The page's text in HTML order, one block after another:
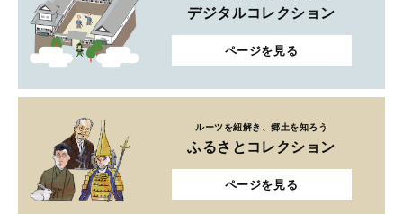
デジタルコレクション
ページを見る
ルーツを紐解き、郷土を知ろう
ふるさとコレクション
ページを見る